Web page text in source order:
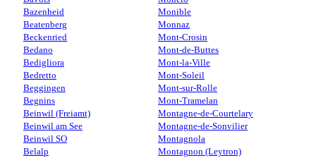
Bazenheid
Beatenberg
Beckenried
Bedano
Bedigliora
Bedretto
Beggingen
Begnins
Beinwil (Freiamt)
Beinwil am See
Beinwil SO
Belalp
Monible
Monnaz
Mont-Crosin
Mont-de-Buttes
Mont-la-Ville
Mont-Soleil
Mont-sur-Rolle
Mont-Tramelan
Montagne-de-Courtelary
Montagne-de-Sonvilier
Montagnola
Montagnon (Leytron)